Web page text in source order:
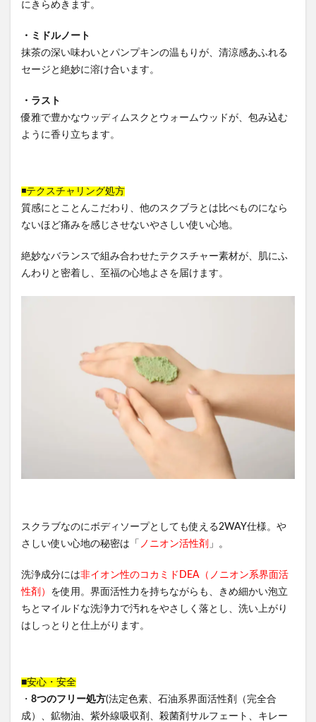
にきらめきます。
・ミドルノート
抹茶の深い味わいとパンプキンの温もりが、清涼感あふれる
セージと絶妙に溶け合います。
・ラスト
優雅で豊かなウッディムスクとウォームウッドが、包み込む
ように香り立ちます。
◾テクスチャリング処⽅
質感にとことんこだわり、他のスクブラとは比べものになら
ないほど痛みを感じさせないやさしい使い心地。
絶妙なバランスで組み合わせたテクスチャー素材が、肌にふ
んわりと密着し、至福の心地よさを届けます。
スクラブなのにボディソープとしても使える2WAY仕様。や
さしい使い心地の秘密は「 ノニオン活性剤 」。
洗浄成分には非イオン性のコカミドDEA（ノニオン系界面活
性剤） を使用。界面活性力を持ちながらも、きめ細かい泡立
ちとマイルドな洗浄力で汚れをやさしく落とし、洗い上がり
はしっとりと仕上がります。
■安心・安全
・ 8つのフリー処⽅(法定⾊素、⽯油系界⾯活性剤（完全合
成）、鉱物油、紫外線吸収剤、殺菌剤サルフェート、キレー